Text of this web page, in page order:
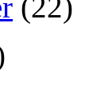
(22)